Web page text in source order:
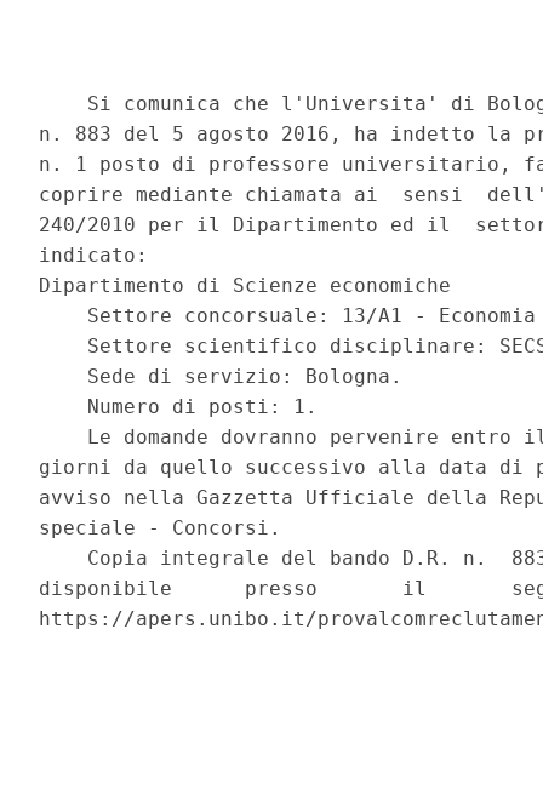
Si comunica che l'Universita' di
n. 883 del 5 agosto 2016, ha indetto la
n. 1 posto di professore universitario,
coprire mediante chiamata ai  sensi
240/2010 per il Dipartimento ed il
indicato:
Dipartimento di Scienze economiche
Settore concorsuale: 13/A1 -
Settore scientifico disciplinare:
    Sede di servizio: Bologna.
    Numero di posti: 1.
Le domande dovranno pervenire entro
giorni da quello successivo alla data di
avviso nella Gazzetta Ufficiale della
speciale - Concorsi.
Copia integrale del bando D.R. n.
disponibile      presso       il
https://apers.unibo.it/